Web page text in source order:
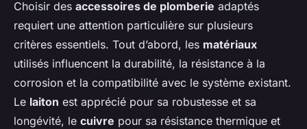
Choisir des accessoires de plomberie adaptés
requiert une attention particulière sur plusieurs
critères essentiels. Tout d’abord, les matériaux
utilisés influencent la durabilité, la résistance à la
corrosion et la compatibilité avec le système existant.
Le laiton est apprécié pour sa robustesse et sa
longévité, le cuivre pour sa résistance thermique et